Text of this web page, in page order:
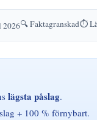
2026🔍 Faktagranskad⏱️
lägsta påslag.
+ 100 % förnybart.